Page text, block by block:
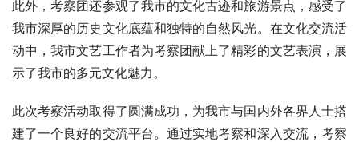
此外，考察团还参观了我市的文化古迹和旅游景点，感受了
我市深厚的历史文化底蕴和独特的自然风光。在文化交流活
动中，我市文艺工作者为考察团献上了精彩的文艺表演，展
示了我市的多元文化魅力。
此次考察活动取得了圆满成功，为我市与国内外各界人士搭
建了一个良好的交流平台。通过实地考察和深入交流，考察